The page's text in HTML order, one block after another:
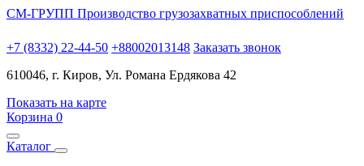
СМ-ГРУПП Производство грузозахватных приспособлений
+7 (8332) 22-44-50 +88002013148 Заказать звонок
610046, г. Киров, Ул. Романа Ердякова 42
Показать на карте
Корзина 0
Каталог